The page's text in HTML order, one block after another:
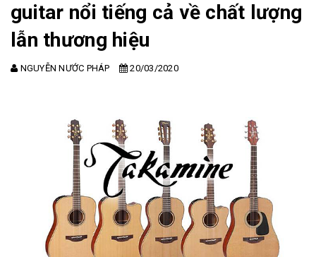
guitar nổi tiếng cả về chất lượng
lẫn thương hiệu
NGUYỄN NƯỚC PHÁP 20/03/2020